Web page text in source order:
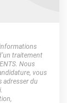
traitement
Nous
vous
adresser du